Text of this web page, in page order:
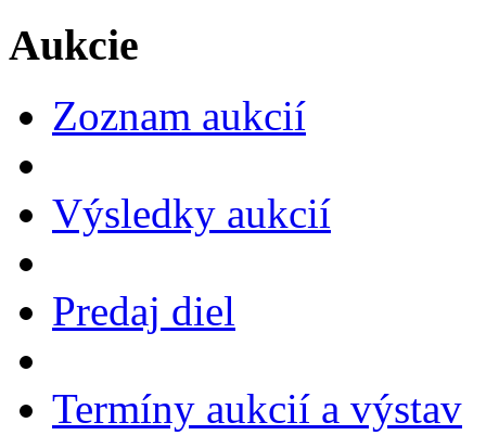
Aukcie
Zoznam aukcií
Výsledky aukcií
Predaj diel
Termíny aukcií a výstav